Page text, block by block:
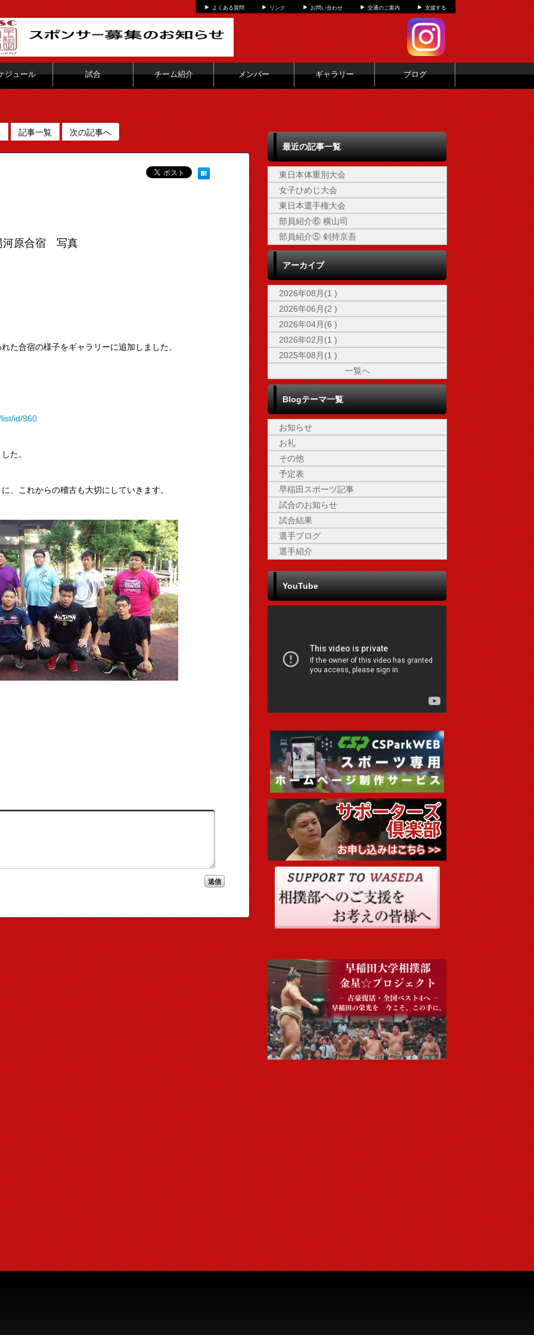
よくある質問 リンク お問い合わせ 交通のご案内 支援する
ジュール 試合 チーム紹介 メンバー ギャラリー ブログ
記事一覧 次の記事へ
河原合宿 写真
た合宿の様子をギャラリーに追加しました。
id/960
た。
、これからの稽古も大切にしていきます。
最近の記事一覧
東日本体重別大会
女子ひめじ大会
東日本選手権大会
部員紹介⑥ 横山司
部員紹介⑤ 剣持京吾
アーカイブ
2026年08月(1 )
2026年06月(2 )
2026年04月(6 )
2026年02月(1 )
2025年08月(1 )
一覧へ
Blogテーマ一覧
お知らせ
お礼
その他
予定表
早稲田スポーツ記事
試合のお知らせ
試合結果
選手ブログ
選手紹介
YouTube